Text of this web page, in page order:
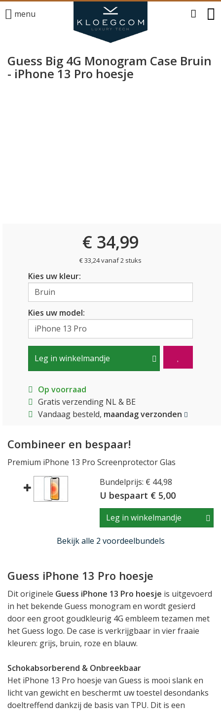
menu
Guess Big 4G Monogram Case Bruin
- iPhone 13 Pro hoesje
€ 34,99
€ 33,24 vanaf 2 stuks
Kies uw kleur:
Kies uw model:
Leg in winkelmandje
Op voorraad
Gratis verzending NL & BE
Vandaag besteld, maandag verzonden
Combineer en bespaar!
Premium iPhone 13 Pro Screenprotector Glas
Bundelprijs: € 44,98
U bespaart € 5,00
Leg in winkelmandje
Bekijk alle 2 voordeelbundels
Guess iPhone 13 Pro hoesje
Dit originele Guess iPhone 13 Pro hoesje is uitgevoerd
in het bekende Guess monogram en wordt gesierd
door een groot goudkleurig 4G embleem tezamen met
het Guess logo. De case is verkrijgbaar in vier fraaie
kleuren: grijs, bruin, roze en blauw.
Schokabsorberend & Onbreekbaar
Het iPhone 13 Pro hoesje van Guess is mooi slank en
licht van gewicht en beschermt uw toestel desondanks
doeltreffend dankzij de basis van TPU. Dit is een